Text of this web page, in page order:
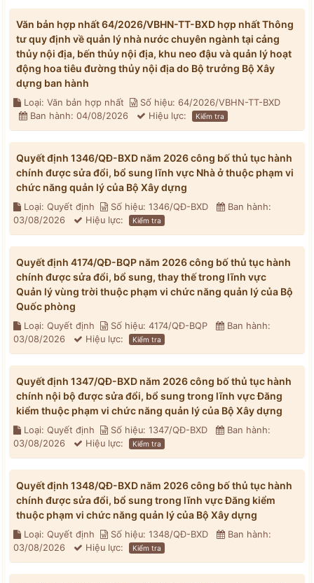
Văn bản hợp nhất 64/2026/VBHN-TT-BXD hợp nhất Thông
tư quy định về quản lý nhà nước chuyên ngành tại cảng
thủy nội địa, bến thủy nội địa, khu neo đậu và quản lý hoạt
động hoa tiêu đường thủy nội địa do Bộ trưởng Bộ Xây
dựng ban hành
Loại: Văn bản hợp nhất
Số hiệu: 64/2026/VBHN-TT-BXD
Ban hành: 04/08/2026
Hiệu lực: Kiểm tra
Quyết định 1346/QĐ-BXD năm 2026 công bố thủ tục hành
chính được sửa đổi, bổ sung lĩnh vực Nhà ở thuộc phạm vi
chức năng quản lý của Bộ Xây dựng
Loại: Quyết định Số hiệu: 1346/QĐ-BXD
Ban hành:
03/08/2026
Hiệu lực: Kiểm tra
Quyết định 4174/QĐ-BQP năm 2026 công bố thủ tục hành
chính được sửa đổi, bổ sung, thay thế trong lĩnh vực
Quản lý vùng trời thuộc phạm vi chức năng quản lý của Bộ
Quốc phòng
Loại: Quyết định Số hiệu: 4174/QĐ-BQP
Ban hành:
03/08/2026
Hiệu lực: Kiểm tra
Quyết định 1347/QĐ-BXD năm 2026 công bố thủ tục hành
chính nội bộ được sửa đổi, bổ sung trong lĩnh vực Đăng
kiểm thuộc phạm vi chức năng quản lý của Bộ Xây dựng
Loại: Quyết định Số hiệu: 1347/QĐ-BXD
Ban hành:
03/08/2026
Hiệu lực: Kiểm tra
Quyết định 1348/QĐ-BXD năm 2026 công bố thủ tục hành
chính được sửa đổi, bổ sung trong lĩnh vực Đăng kiểm
thuộc phạm vi chức năng quản lý của Bộ Xây dựng
Loại: Quyết định Số hiệu: 1348/QĐ-BXD
Ban hành:
03/08/2026
Hiệu lực: Kiểm tra